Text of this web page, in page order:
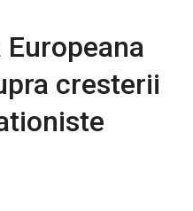
cresterii